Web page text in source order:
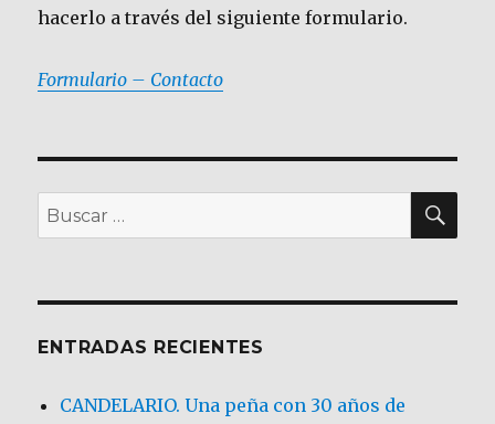
hacerlo a través del siguiente formulario.
Formulario – Contacto
Buscar
por:
ENTRADAS RECIENTES
CANDELARIO. Una peña con 30 años de